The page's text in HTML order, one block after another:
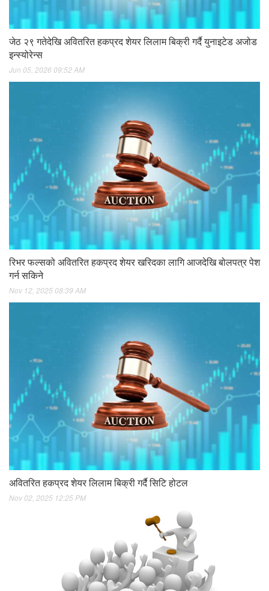
जेठ २९ गतेदेखि अवितरित हकप्रद शेयर लिलाम बिक्री गर्दै युनाइटेड अजोड
इन्स्योरेन्स
Jun 05, 2026 09:52 AM
रिभर फल्सको अवितरित हकप्रद शेयर खरिदका लागि आजदेखि बोलपत्र पेश
गर्न सकिने
Nov 12, 2025 08:39 AM
अवितरित हकप्रद शेयर लिलाम बिक्री गर्दै सिटि होटल
Nov 02, 2025 12:25 PM